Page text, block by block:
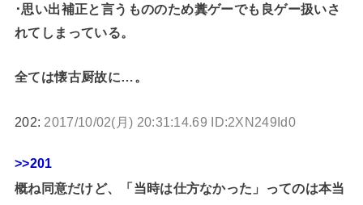
･思い出補正と言うもののため糞ゲーでも良ゲー扱いさ
れてしまっている。
全ては懐古厨故に…。
202: 2017/10/02(月) 20:31:14.69 ID:2XN249Id0
>>201
概ね同意だけど、「当時は仕方なかった」ってのは本当